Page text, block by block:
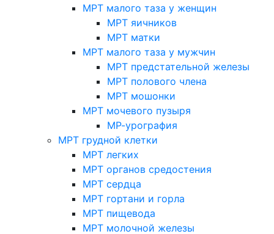
МРТ малого таза у женщин
МРТ яичников
МРТ матки
МРТ малого таза у мужчин
МРТ предстательной железы
МРТ полового члена
МРТ мошонки
МРТ мочевого пузыря
МР-урография
МРТ грудной клетки
МРТ легких
МРТ органов средостения
МРТ сердца
МРТ гортани и горла
МРТ пищевода
МРТ молочной железы